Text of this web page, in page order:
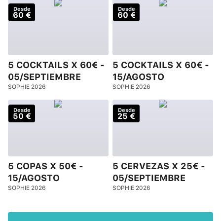
Desde
60 €
5 COCKTAILS X 60€ -
05/SEPTIEMBRE
SOPHIE 2026
Desde
60 €
5 COCKTAILS X 60€ -
15/AGOSTO
SOPHIE 2026
Desde
50 €
5 COPAS X 50€ -
15/AGOSTO
SOPHIE 2026
Desde
25 €
5 CERVEZAS X 25€ -
05/SEPTIEMBRE
SOPHIE 2026